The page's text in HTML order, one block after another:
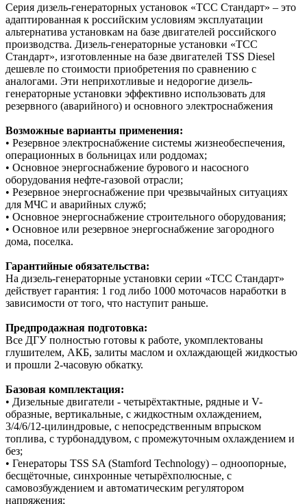
Серия дизель-генераторных установок «ТСС Стандарт» – это
адаптированная к российским условиям эксплуатации
альтернатива установкам на базе двигателей российского
производства. Дизель-генераторные установки «ТСС
Стандарт», изготовленные на базе двигателей TSS Diesel
дешевле по стоимости приобретения по сравнению с
аналогами. Эти неприхотливые и недорогие дизель-
генераторные установки эффективно использовать для
резервного (аварийного) и основного электроснабжения
Возможные варианты применения:
• Резервное электроснабжение системы жизнеобеспечения,
операционных в больницах или роддомах;
• Основное энергоснабжение бурового и насосного
оборудования нефте-газовой отрасли;
• Резервное энергоснабжение при чрезвычайных ситуациях
для МЧС и аварийных служб;
• Основное энергоснабжение строительного оборудования;
• Основное или резервное энергоснабжение загородного
дома, поселка.
Гарантийные обязательства:
На дизель-генераторные установки серии «ТСС Стандарт»
действует гарантия: 1 год либо 1000 моточасов наработки в
зависимости от того, что наступит раньше.
Предпродажная подготовка:
Все ДГУ полностью готовы к работе, укомплектованы
глушителем, АКБ, залиты маслом и охлаждающей жидкостью
и прошли 2-часовую обкатку.
Базовая комплектация:
• Дизельные двигатели - четырёхтактные, рядные и V-
образные, вертикальные, с жидкостным охлаждением,
3/4/6/12-цилиндровые, с непосредственным впрыском
топлива, с турбонаддувом, с промежуточным охлаждением и
без;
• Генераторы TSS SA (Stamford Technology) – одноопорные,
бесщёточные, синхронные четырёхполюсные, с
самовозбуждением и автоматическим регулятором
напряжения;